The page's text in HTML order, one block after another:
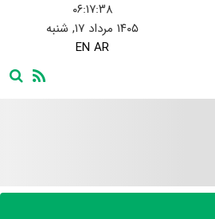
۰۶:۱۷:۳۸
۱۴۰۵ مرداد ۱۷, شنبه
EN AR